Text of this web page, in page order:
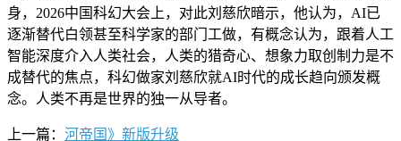
身，2026中国科幻大会上，对此刘慈欣暗示，他认为，AI已
逐渐替代白领甚至科学家的部门工做，有概念认为，跟着人工
智能深度介入人类社会，人类的猎奇心、想象力取创制力是不
成替代的焦点，科幻做家刘慈欣就AI时代的成长趋向颁发概
念。人类不再是世界的独一从导者。
上一篇： 河帝国》新版升级